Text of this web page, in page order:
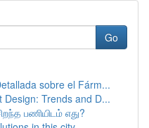
Go
sobre el Fárm...
Trends and D...
பணியிடம் எது?